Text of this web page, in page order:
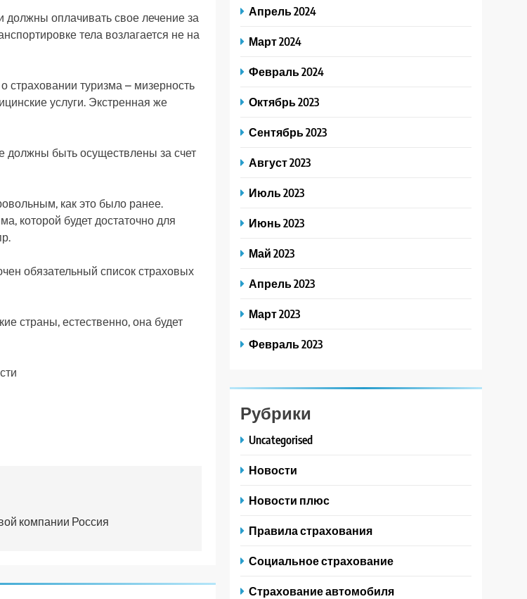
должны оплачивать свое лечение за
тела возлагается не на
страховании туризма – мизерность
услуги. Экстренная же
должны быть осуществлены за счет
как это было ранее.
которой будет достаточно для
обязательный список страховых
страны, естественно, она будет
компании Россия
Апрель 2024
Март 2024
Февраль 2024
Октябрь 2023
Сентябрь 2023
Август 2023
Июль 2023
Июнь 2023
Май 2023
Апрель 2023
Март 2023
Февраль 2023
Рубрики
Uncategorised
Новости
Новости плюс
Правила страхования
Социальное страхование
Страхование автомобиля